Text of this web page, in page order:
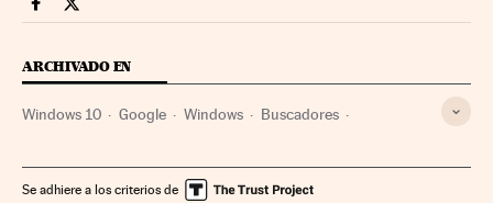
Smartlife Cinco Días en Facebook
Smartlife Cinco Días en Twitter
ARCHIVADO EN
Windows 10 Google Windows Buscadores
Empresas Informática Industria Economía
Se adhiere a los criterios de